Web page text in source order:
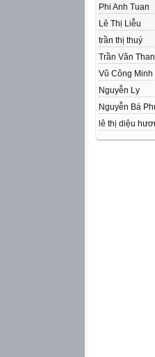
Phi Anh Tuan
Lê Thị Liễu
trần thị thuý
Trần Văn
Vũ Công Minh
Nguyễn Ly
Nguyễn Bá
lê thị diệu